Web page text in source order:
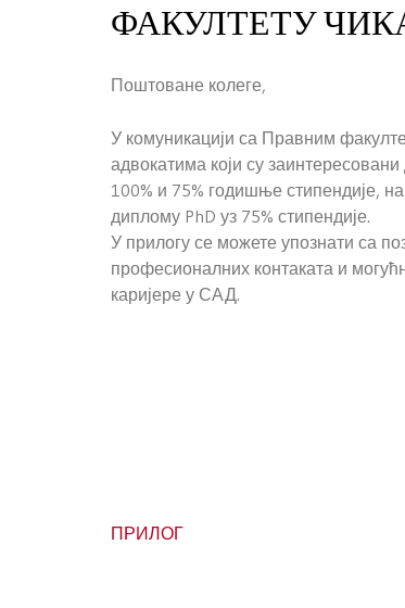
ФАКУЛТЕТУ
Поштоване колеге,
У комуникацији са Правним
адвокатима који су
100% и 75% годишње стипендије,
диплому PhD уз 75% стипендије.
У прилогу се можете упознати са
професионалних контаката и
каријере у САД.
ПРИЛОГ